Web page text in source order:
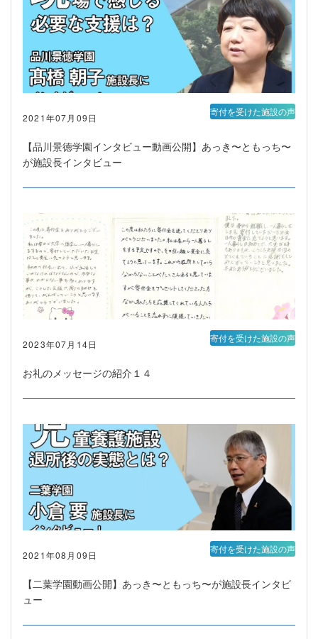
2021年07月09日
【品川景徳学園インタビュー動画公開】あっき〜ともっち〜
が施設長インタビュー
寄付を受けた施設の声
2023年07月14日
お礼のメッセージの紹介１４
寄付を受けた施設の声
2021年08月09日
【二葉学園動画公開】あっき〜ともっち〜が施設長インタビ
ュー
寄付を受けた施設の声